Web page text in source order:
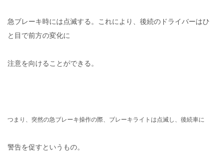
急ブレーキ時には点滅する。これにより、後続のドライバーはひ
と目で前方の変化に
注意を向けることができる。
つまり、突然の急ブレーキ操作の際、ブレーキライトは点滅し、後続車に
警告を促すというもの。